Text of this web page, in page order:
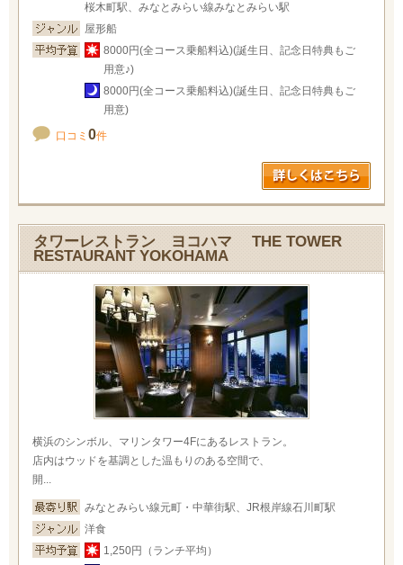
桜木町駅、みなとみらい線みなとみらい駅
屋形船
8000円(全コース乗船料込)(誕生日、記念日特典もご
用意♪)
8000円(全コース乗船料込)(誕生日、記念日特典もご
用意)
口コミ 0件
タワーレストラン ヨコハマ THE TOWER
RESTAURANT YOKOHAMA
横浜のシンボル、マリンタワー4Fにあるレストラン。
店内はウッドを基調とした温もりのある空間で、
開...
みなとみらい線元町・中華街駅、JR根岸線石川町駅
洋食
1,250円（ランチ平均）